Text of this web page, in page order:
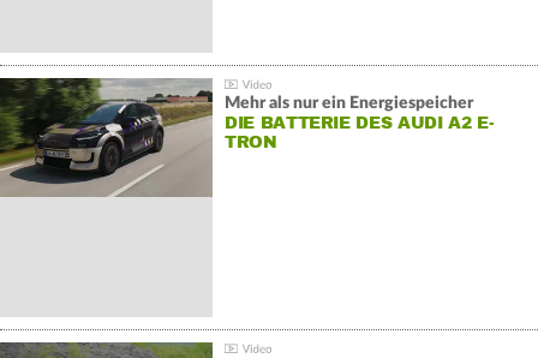
Mehr als nur ein Energiespeicher
DIE BATTERIE DES AUDI A2 E-
TRON